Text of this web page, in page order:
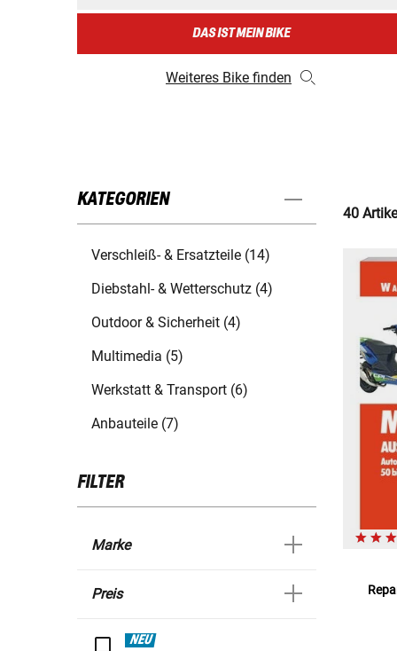
DAS IST MEIN BIKE
Weiteres Bike finden
KATEGORIEN
Verschleiß- & Ersatzteile (14)
Diebstahl- & Wetterschutz (4)
Outdoor & Sicherheit (4)
Multimedia (5)
Werkstatt & Transport (6)
Anbauteile (7)
FILTER
Marke
Preis
NEU
40